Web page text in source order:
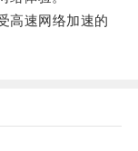
速网络加速的